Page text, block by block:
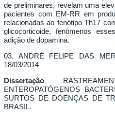
de preliminares, revelam uma
pacientes com EM-RR em
relacionadas ao fenótipo Th17
glicocorticoide, fenômenos
adição de dopamina.
03. ANDRÉ FELIPE DAS
18/03/2014
Dissertação
ENTEROPATÓGENOS
SURTOS DE DOENÇAS DE
BRASIL.